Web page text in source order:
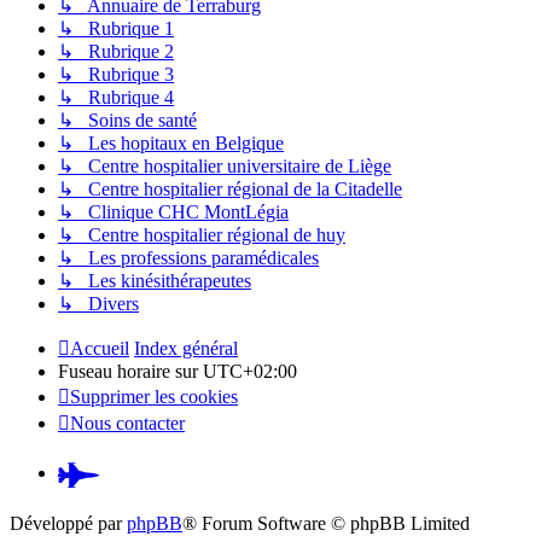
↳ Annuaire de Terraburg
↳ Rubrique 1
↳ Rubrique 2
↳ Rubrique 3
↳ Rubrique 4
↳ Soins de santé
↳ Les hopitaux en Belgique
↳ Centre hospitalier universitaire de Liège
↳ Centre hospitalier régional de la Citadelle
↳ Clinique CHC MontLégia
↳ Centre hospitalier régional de huy
↳ Les professions paramédicales
↳ Les kinésithérapeutes
↳ Divers
Accueil Index général
Fuseau horaire surUTC+02:00
Supprimer les cookies
Nous contacter
Pardus.at
(S’ouvre
Développé parphpBB® Forum Software © phpBB Limited